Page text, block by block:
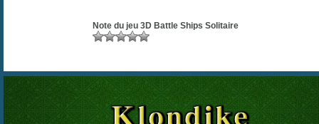
Note du jeu 3D Battle Ships Solitaire